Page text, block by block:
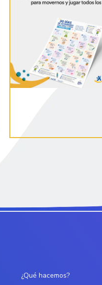
¿Qué hacemos?